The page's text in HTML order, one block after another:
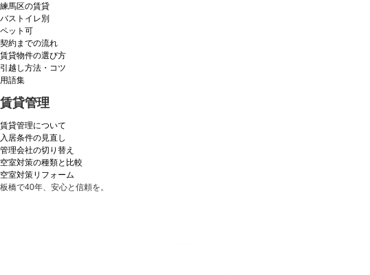
練馬区の賃貸
バストイレ別
ペット可
契約までの流れ
賃貸物件の選び方
引越し方法・コツ
用語集
賃貸管理
賃貸管理について
入居条件の見直し
管理会社の切り替え
空室対策の種類と比較
空室対策リフォーム
板橋で40年、安心と信頼を。